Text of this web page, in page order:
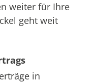
weiter für Ihre
geht weit
in